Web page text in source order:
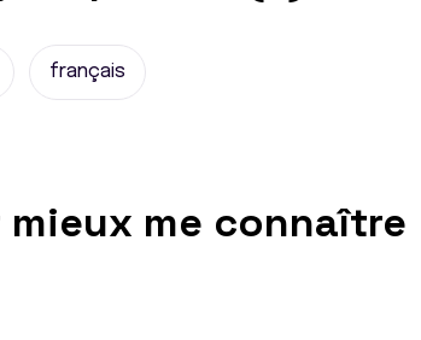
français
mieux me connaître